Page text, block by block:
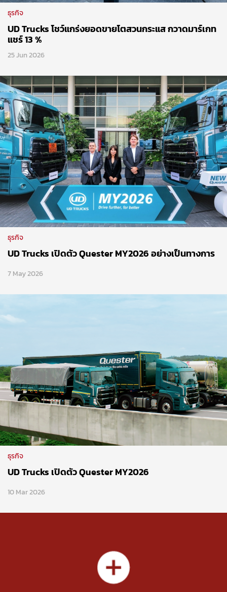
ธุรกิจ
UD Trucks โชว์แกร่งยอดขายโตสวนกระแส กวาดมาร์เกท
แชร์ 13 %
25 Jun 2026
ธุรกิจ
UD Trucks เปิดตัว Quester MY2026 อย่างเป็นทางการ
7 May 2026
ธุรกิจ
UD Trucks เปิดตัว Quester MY2026
10 Mar 2026